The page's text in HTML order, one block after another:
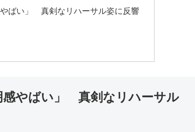
やばい」 真剣なリハーサル姿に反響
感やばい」 真剣なリハーサル